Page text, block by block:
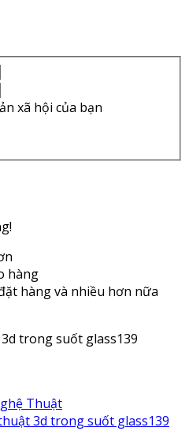
xã hội của bạn
hàng
hàng và nhiều hơn nữa
trong suốt glass139
Thuật
3d trong suốt glass139